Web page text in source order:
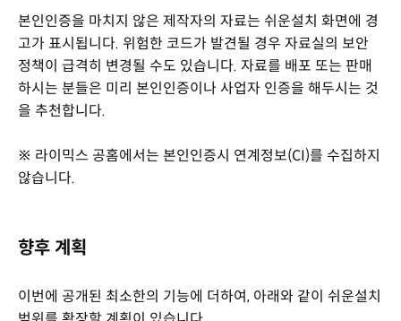
본인인증을 마치지 않은 제작자의 자료는 쉬운설치 화면에 경
고가 표시됩니다. 위험한 코드가 발견될 경우 자료실의 보안
정책이 급격히 변경될 수도 있습니다. 자료를 배포 또는 판매
하시는 분들은 미리 본인인증이나 사업자 인증을 해두시는 것
을 추천합니다.
※ 라이믹스 공홈에서는 본인인증시 연계정보(CI)를 수집하지
않습니다.
향후 계획
이번에 공개된 최소한의 기능에 더하여, 아래와 같이 쉬운설치